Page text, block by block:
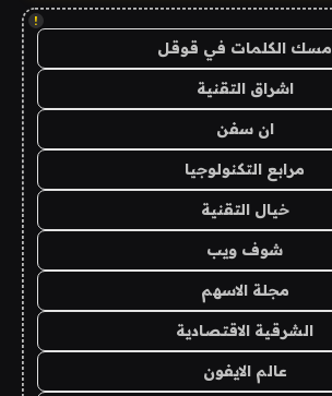
!
مسك الكلمات في قوقل
اشراق التقنية
ان سفن
مرابع التكنولوجيا
خيال التقنية
شوف ويب
مجلة الاسهم
الشرقية الاقتصادية
عالم الايفون